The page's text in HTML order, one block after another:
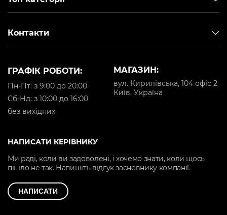
Контакти
МАГАЗИН:
вул. Кирилівська, 104 офіс 2
Київ, Україна
ГРАФІК РОБОТИ:
Пн-Пт: з 9:00 до 20:00
Cб-Нд: з 10:00 до 16:00
без вихідних
НАПИСАТИ КЕРІВНИКУ
Ми раді, коли ви задоволені, і хочемо знати, коли щось
пішло не так. Напишіть відгук засновнику компанії.
НАПИСАТИ